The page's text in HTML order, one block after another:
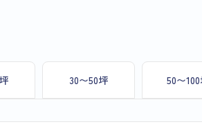
30〜50坪 50〜